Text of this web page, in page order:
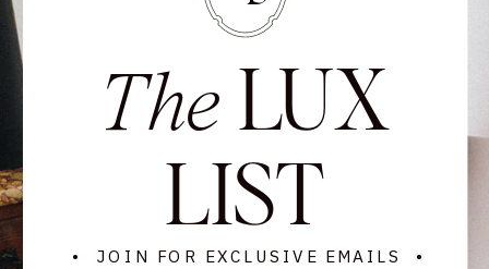
The LUX
LIST
• JOIN FOR EXCLUSIVE EMAILS •